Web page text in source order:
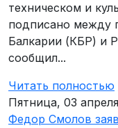
техническом и
подписано между
Балкарии (КБР) и
сообщил...
Читать полностью
Пятница, 03
Федор Смолов